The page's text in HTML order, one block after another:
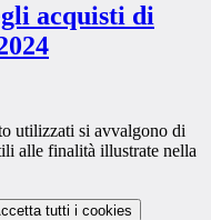
acquisti di
utilizzati si avvalgono di
alle finalità illustrate nella
tutti i cookies